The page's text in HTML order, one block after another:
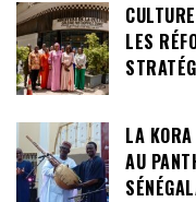
LES
LA
AU